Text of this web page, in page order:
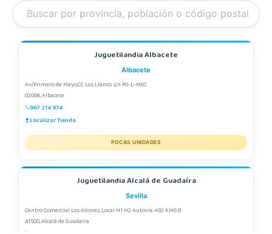
Juguetilandia Albacete
Albacete
Av/Primero de Mayo,CC Los Llanos s/n P0-L-M02
02006, Albacete
967 214 974
Localizar Tienda
POCAS UNIDADES
Juguetilandia Alcalá de Guadaíra
Sevilla
Centro Comercial Los Alcores, Local H1 H2 Autovia A92 KM8.8
41500, Alcalá de Guadaíra